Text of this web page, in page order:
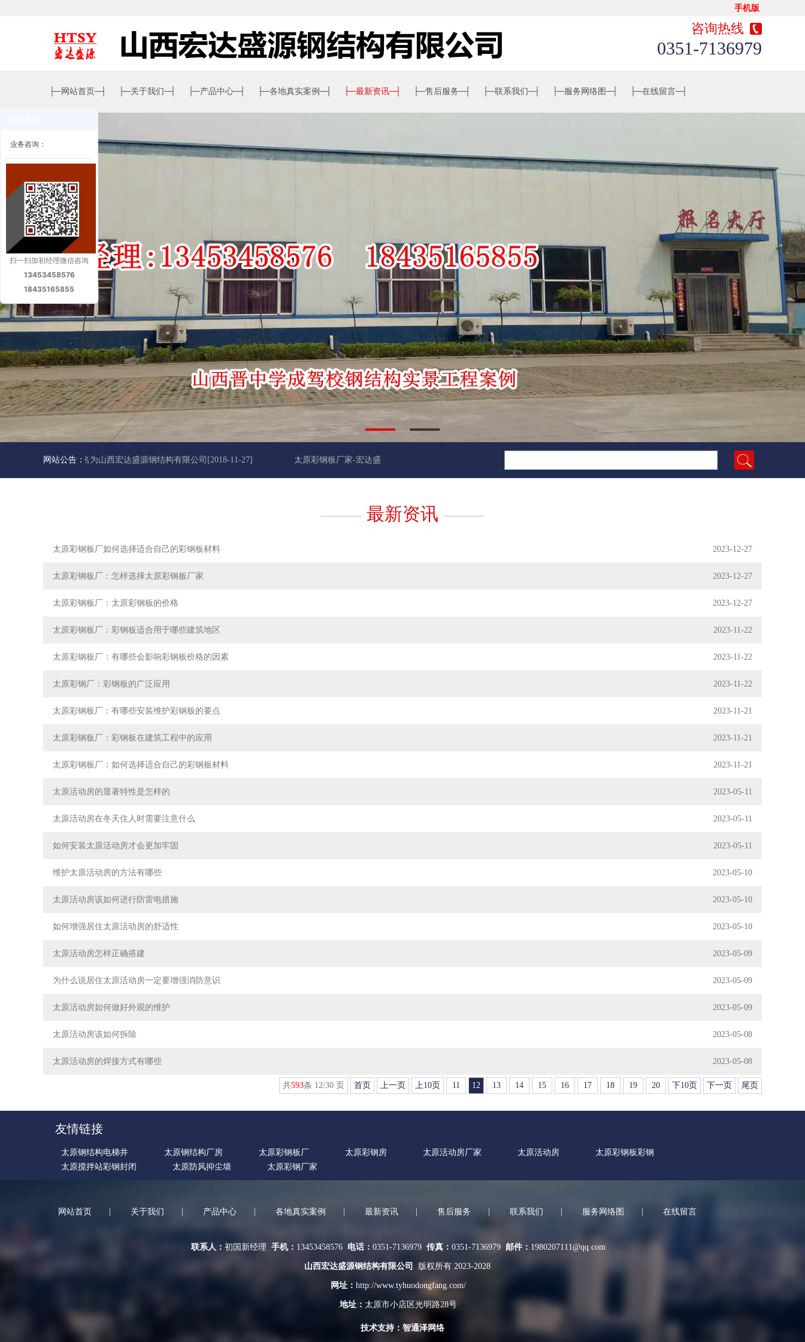
手机版
咨询热线
0351-7136979
├─网站首页─┤ ├─关于我们─┤ ├─产品中心─┤ ├─各地真实案例 ─┤ ├─最新资讯─┤ ├─售后服务─┤ ├─联系我们─┤ ├─服务网络图 ─┤ ├─在线留言─┤
网站公告：
鑫源活动房厂家更名为山西宏达盛源钢结构有限公司[2018-11-27] 太原彩钢板厂家-宏达盛源钢结构有限公司官方网站正式上线 太原鑫源活动房厂家更名为山西宏达盛源钢结构有限公司
最新资讯
2023-12-27
太原彩钢板厂如何选择适合自己的彩钢板材料
2023-12-27
太原彩钢板厂：怎样选择太原彩钢板厂家
2023-12-27
太原彩钢板厂：太原彩钢板的价格
2023-11-22
太原彩钢板厂：彩钢板适合用于哪些建筑地区
2023-11-22
太原彩钢板厂：有哪些会影响彩钢板价格的因素
2023-11-22
太原彩钢厂：彩钢板的广泛应用
2023-11-21
太原彩钢板厂：有哪些安装维护彩钢板的要点
2023-11-21
太原彩钢板厂：彩钢板在建筑工程中的应用
2023-11-21
太原彩钢板厂：如何选择适合自己的彩钢板材料
2023-05-11
太原活动房的显著特性是怎样的
2023-05-11
太原活动房在冬天住人时需要注意什么
2023-05-11
如何安装太原活动房才会更加牢固
2023-05-10
维护太原活动房的方法有哪些
2023-05-10
太原活动房该如何进行防雷电措施
2023-05-10
如何增强居住太原活动房的舒适性
2023-05-09
太原活动房怎样正确搭建
2023-05-09
为什么说居住太原活动房一定要增强消防意识
2023-05-09
太原活动房如何做好外观的维护
2023-05-08
太原活动房该如何拆除
2023-05-08
太原活动房的焊接方式有哪些
共593条 12/30 页 首页 上一页 上10页 11 12 13 14 15 16 17 18 19 20 下10页 下一页 尾页
友情链接
太原钢结构电梯井 太原钢结构厂房 太原彩钢板厂 太原彩钢房 太原活动房厂家 太原活动房
太原彩钢板彩钢
太原搅拌站彩钢封闭
太原防风抑尘墙 太原彩钢厂家
网站首页 | 关于我们 | 产品中心 | 各地真实案例 | 最新资讯 | 售后服务 | 联系我们 | 服务网络图 | 在线留言
联系人：初国新经理手机： 13453458576 电话：0351-7136979 传真：0351-7136979 邮件： 1980207111@qq.com
山西宏达盛源钢结构有限公司 版权所有 2023-2028
网址： http://www.tyhuodongfang.com/
地址： 太原市小店区光明路28号
技术支持： 智通泽网络
业务咨询：
扫一扫加初经理微信咨询
13453458576
18435165855